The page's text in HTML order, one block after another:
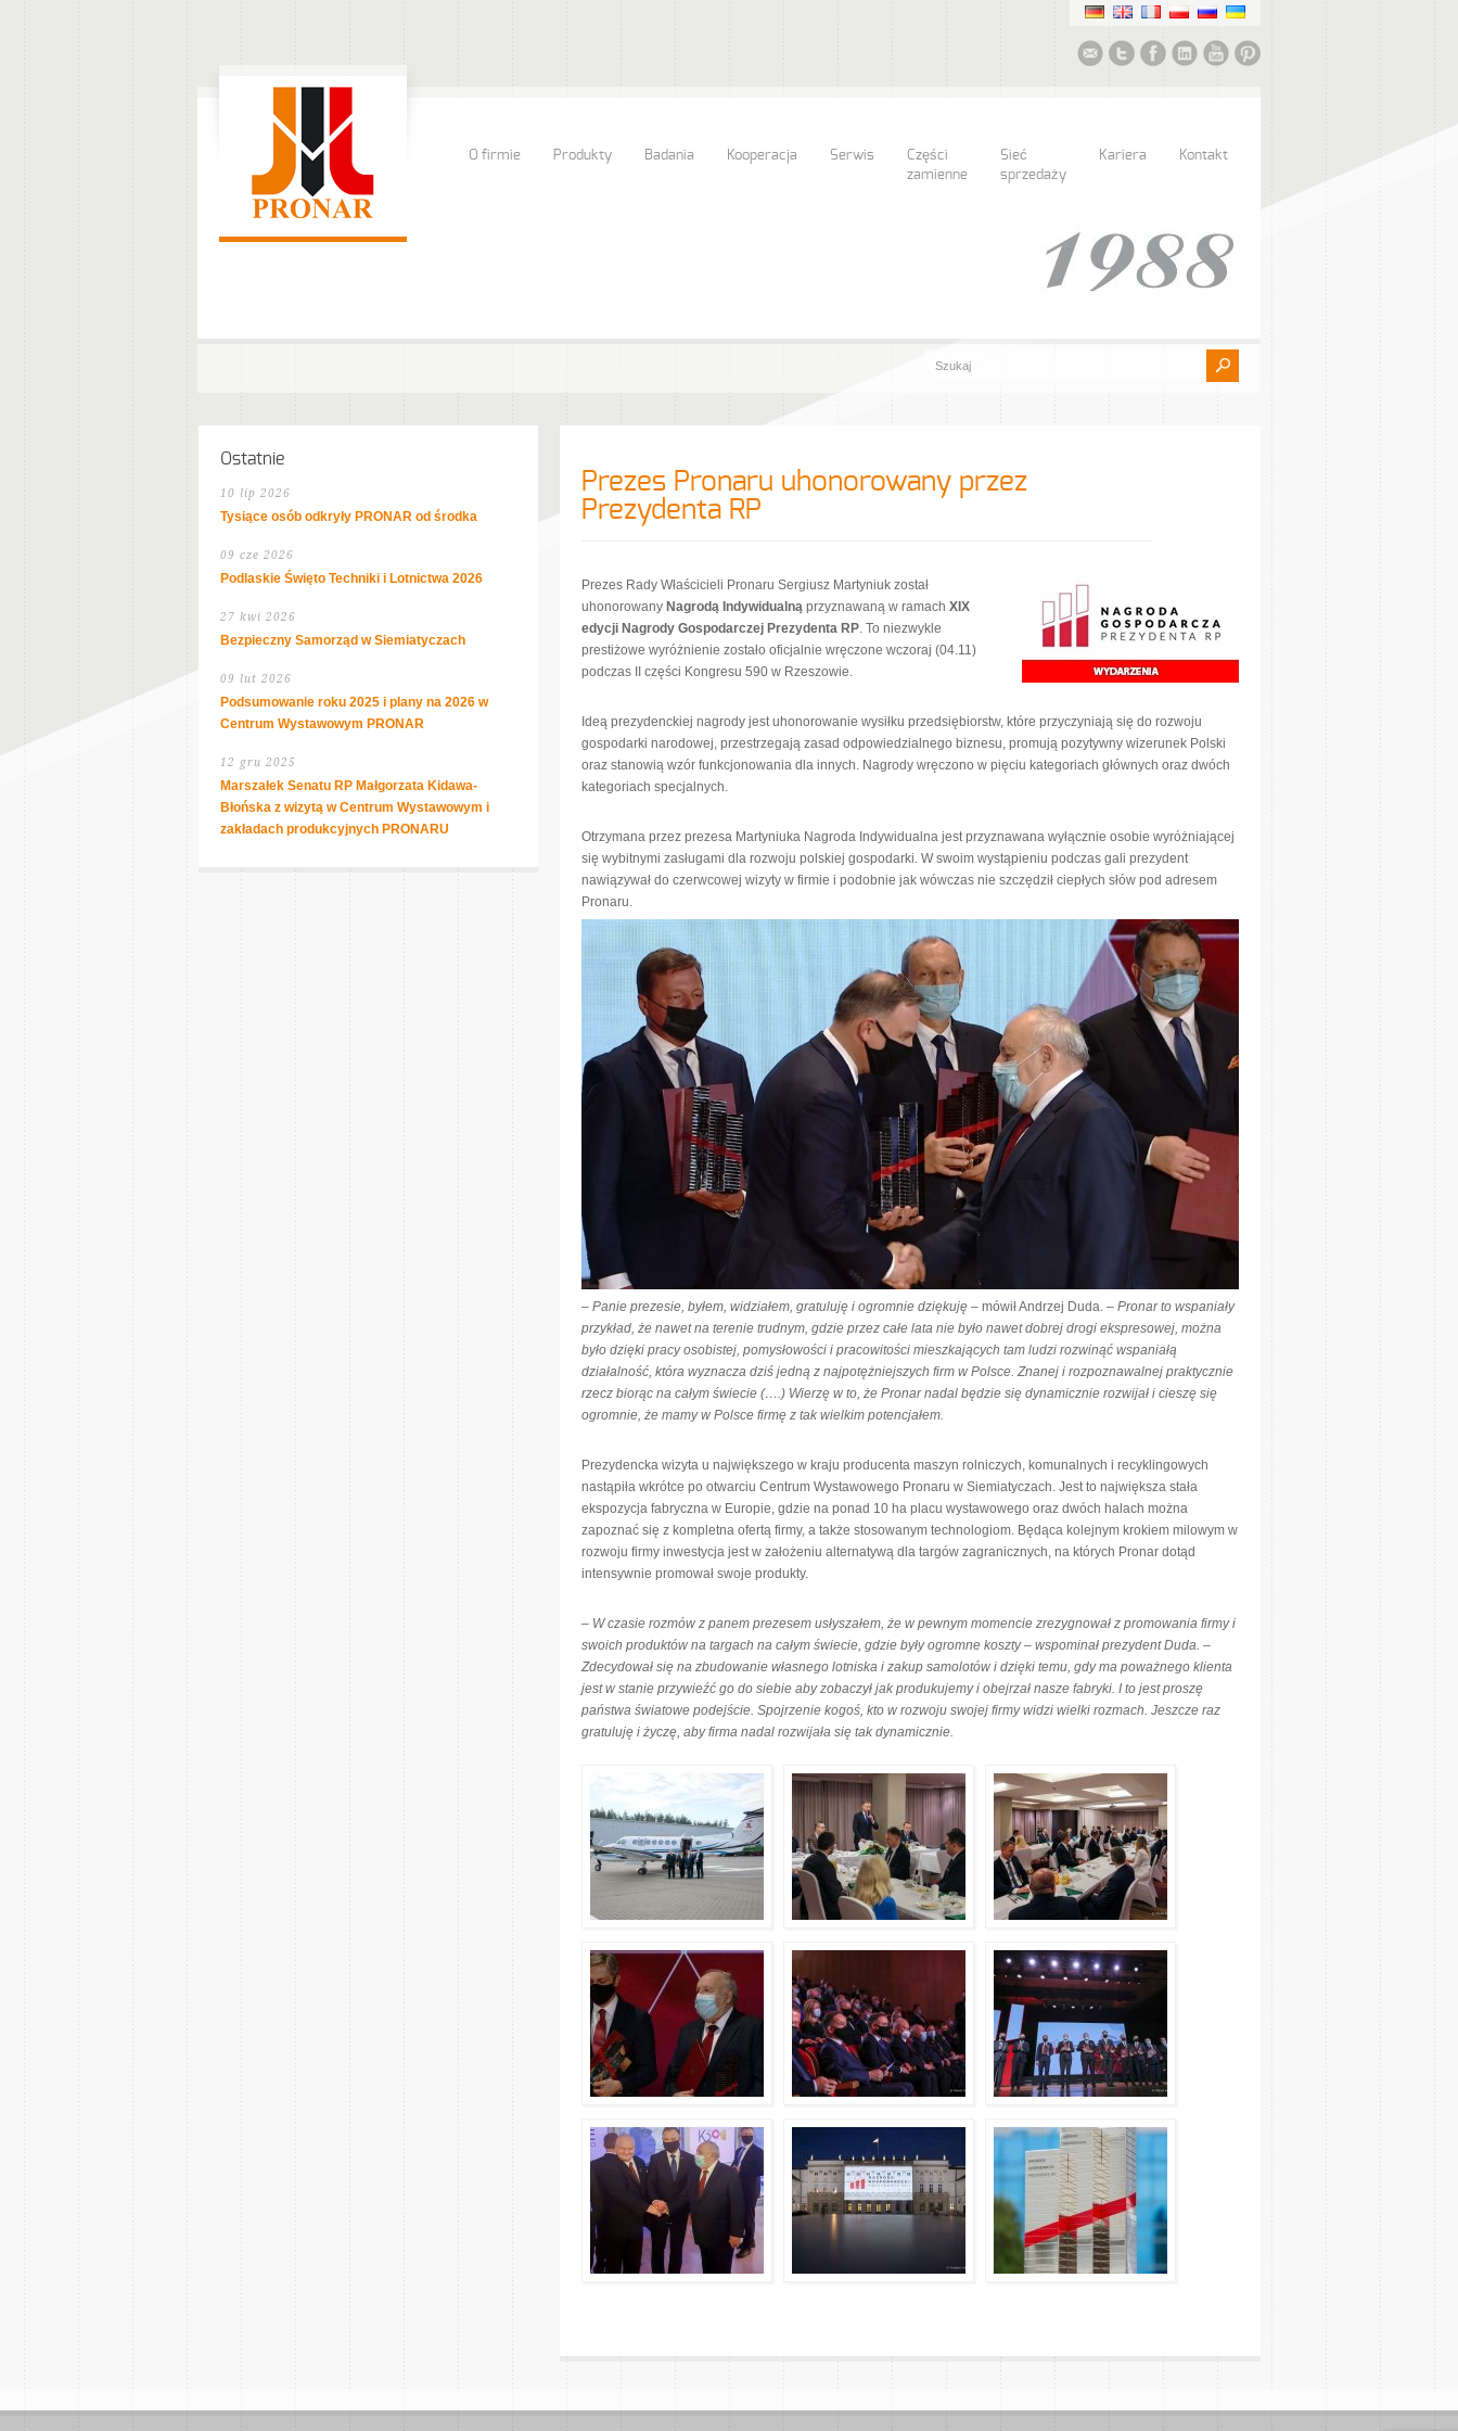
O firmie Produkty Badania Kooperacja Serwis
Części
zamienne
Sieć
sprzedaży
Kariera Kontakt
Prezes Pronaru uhonorowany przez
Prezydenta RP
Prezes Rady Właścicieli Pronaru Sergiusz Martyniuk został
uhonorowany Nagrodą Indywidualną przyznawaną w ramach XIX
edycji Nagrody Gospodarczej Prezydenta RP. To niezwykle
prestiżowe wyróżnienie zostało oficjalnie wręczone wczoraj (04.11)
podczas II części Kongresu 590 w Rzeszowie.
Ideą prezydenckiej nagrody jest uhonorowanie wysiłku przedsiębiorstw, które przyczyniają się do rozwoju
gospodarki narodowej, przestrzegają zasad odpowiedzialnego biznesu, promują pozytywny wizerunek Polski
oraz stanowią wzór funkcjonowania dla innych. Nagrody wręczono w pięciu kategoriach głównych oraz dwóch
kategoriach specjalnych.
Otrzymana przez prezesa Martyniuka Nagroda Indywidualna jest przyznawana wyłącznie osobie wyróżniającej
się wybitnymi zasługami dla rozwoju polskiej gospodarki. W swoim wystąpieniu podczas gali prezydent
nawiązywał do czerwcowej wizyty w firmie i podobnie jak wówczas nie szczędził ciepłych słów pod adresem
Pronaru.
– Panie prezesie, byłem, widziałem, gratuluję i ogromnie dziękuję – mówił Andrzej Duda. – Pronar to wspaniały
przykład, że nawet na terenie trudnym, gdzie przez całe lata nie było nawet dobrej drogi ekspresowej, można
było dzięki pracy osobistej, pomysłowości i pracowitości mieszkających tam ludzi rozwinąć wspaniałą
działalność, która wyznacza dziś jedną z najpotężniejszych firm w Polsce. Znanej i rozpoznawalnej praktycznie
rzecz biorąc na całym świecie (….) Wierzę w to, że Pronar nadal będzie się dynamicznie rozwijał i cieszę się
ogromnie, że mamy w Polsce firmę z tak wielkim potencjałem.
Prezydencka wizyta u największego w kraju producenta maszyn rolniczych, komunalnych i recyklingowych
nastąpiła wkrótce po otwarciu Centrum Wystawowego Pronaru w Siemiatyczach. Jest to największa stała
ekspozycja fabryczna w Europie, gdzie na ponad 10 ha placu wystawowego oraz dwóch halach można
zapoznać się z kompletna ofertą firmy, a także stosowanym technologiom. Będąca kolejnym krokiem milowym w
rozwoju firmy inwestycja jest w założeniu alternatywą dla targów zagranicznych, na których Pronar dotąd
intensywnie promował swoje produkty.
– W czasie rozmów z panem prezesem usłyszałem, że w pewnym momencie zrezygnował z promowania firmy i
swoich produktów na targach na całym świecie, gdzie były ogromne koszty – wspominał prezydent Duda. –
Zdecydował się na zbudowanie własnego lotniska i zakup samolotów i dzięki temu, gdy ma poważnego klienta
jest w stanie przywieźć go do siebie aby zobaczył jak produkujemy i obejrzał nasze fabryki. I to jest proszę
państwa światowe podejście. Spojrzenie kogoś, kto w rozwoju swojej firmy widzi wielki rozmach. Jeszcze raz
gratuluję i życzę, aby firma nadal rozwijała się tak dynamicznie.
Ostatnie
10 lip 2026
Tysiące osób odkryły PRONAR od środka
09 cze 2026
Podlaskie Święto Techniki i Lotnictwa 2026
27 kwi 2026
Bezpieczny Samorząd w Siemiatyczach
09 lut 2026
Podsumowanie roku 2025 i plany na 2026 w
Centrum Wystawowym PRONAR
12 gru 2025
Marszałek Senatu RP Małgorzata Kidawa-
Błońska z wizytą w Centrum Wystawowym i
zakładach produkcyjnych PRONARU